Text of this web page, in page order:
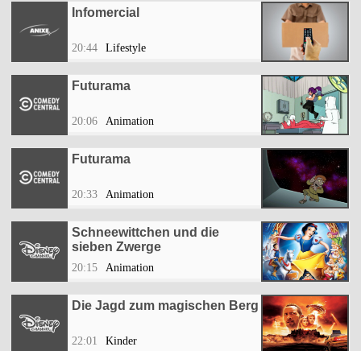
Infomercial
20:44 Lifestyle
Futurama
20:06 Animation
Futurama
20:33 Animation
Schneewittchen und die
sieben Zwerge
20:15 Animation
Die Jagd zum magischen Berg
22:01 Kinder